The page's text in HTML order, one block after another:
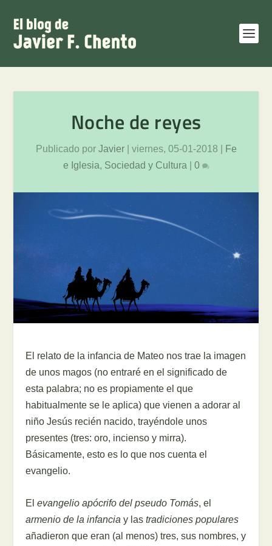
Noche de reyes
Publicado por Javier| viernes, 05-01-2018
Fe
e Iglesia, Sociedad y Cultura 0
El relato de la infancia de Mateo nos trae la imagen
de unos magos (no entraré en el significado de
esta palabra; no es propiamente el que
habitualmente se le aplica) que vienen a adorar al
niño Jesús recién nacido, trayéndole unos
presentes (tres: oro, incienso y mirra).
Básicamente, esto es lo que nos cuenta el
evangelio.
Elevangelio apócrifo del pseudo Tomás, el
armenio de la infancia y lastradiciones populares
añadieron que eran (al menos) tres, sus nombres, y